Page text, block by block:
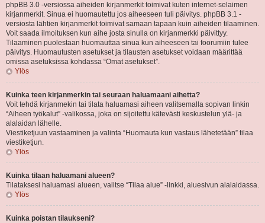
phpBB 3.0 -versiossa aiheiden kirjanmerkit toimivat kuten internet-selaimen
kirjanmerkit. Sinua ei huomautettu jos aiheeseen tuli päivitys. phpBB 3.1 -
versiosta lähtien kirjanmerkit toimivat samaan tapaan kuin aiheiden tilaaminen.
Voit saada ilmoituksen kun aihe josta sinulla on kirjanmerkki päivittyy.
Tilaaminen puolestaan huomauttaa sinua kun aiheeseen tai foorumiin tulee
päivitys. Huomautusten asetukset ja tilausten asetukset voidaan määrittää
omissa asetuksissa kohdassa “Omat asetukset”.
Ylös
Kuinka teen kirjanmerkin tai seuraan haluamaani aihetta?
Voit tehdä kirjanmekin tai tilata haluamasi aiheen valitsemalla sopivan linkin
“Aiheen työkalut” -valikossa, joka on sijoitettu kätevästi keskustelun ylä- ja
alalaidan lähelle.
Viestiketjuun vastaaminen ja valinta “Huomauta kun vastaus lähetetään” tilaa
viestiketjun.
Ylös
Kuinka tilaan haluamani alueen?
Tilataksesi haluamasi alueen, valitse “Tilaa alue” -linkki, aluesivun alalaidassa.
Ylös
Kuinka poistan tilaukseni?